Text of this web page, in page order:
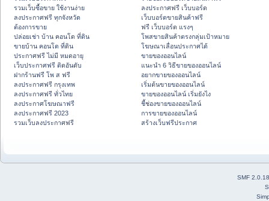
รวมเว็บซื้อขาย ใช้งานง่าย
ลงประกาศฟรี ทุกจังหวัด
ต้องการขาย
ปล่อยเช่า บ้าน คอนโด ที่ดิน
ขายบ้าน คอนโด ที่ดิน
ประกาศฟรี ไม่มี หมดอายุ
เว็บประกาศฟรี ติดอันดับ
ฝากร้านฟรี โพ ส ฟรี
ลงประกาศฟรี กรุงเทพ
ลงประกาศฟรี ทั่วไทย
ลงประกาศโฆษณาฟรี
ลงประกาศฟรี 2023
รวมเว็บลงประกาศฟรี
ลงประกาศฟรี เว็บบอร์ด
เว็บบอร์ดขายสินค้าฟรี
ฟรี เว็บบอร์ด แรงๆ
โพสขายสินค้าตรงกลุ่มเป้าหมาย
โฆษณาเลื่อนประกาศได้
ขายของออนไลน์
แนะนำ 6 วิธีขายของออนไลน์
อยากขายของออนไลน์
เริ่มต้นขายของออนไลน์
ขายของออนไลน์ เริ่มยังไง
ชี้ช่องขายของออนไลน์
การขายของออนไลน์
สร้างเว็บฟรีประกาศ
SMF 2.0.18